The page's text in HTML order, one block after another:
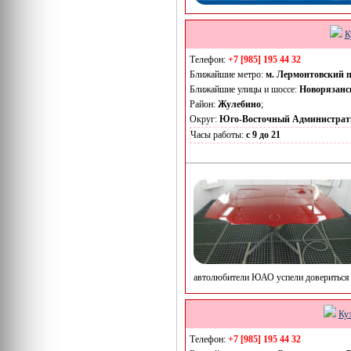
Телефон: +7 [985] 195 44 32
Ближайшие метро: м. Лермонтовский
Ближайшие улицы и шоссе:
Район: Жулебино;
Округ: Юго-Восточный
Часы работы: с 9 до 21
автолюбители ЮАО успели
Телефон: +7 [985] 195 44 32